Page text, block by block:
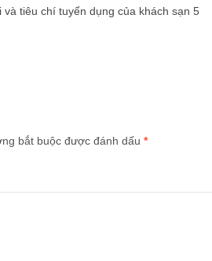
tiêu chí tuyển dụng của khách sạn 5
bắt buộc được đánh dấu *